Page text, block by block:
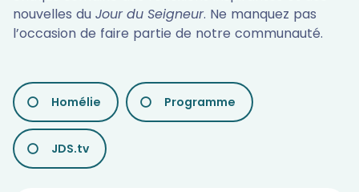
nouvelles du Jour du Seigneur. Ne manquez pas
l’occasion de faire partie de notre communauté.
LES
DIFFÉRENTES
NEWSLETTERS
Homélie Programme
JDS.tv